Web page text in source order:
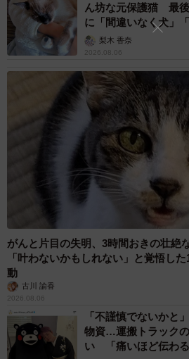
ん坊な元保護猫 最
に「間違いなく犬」
梨木 香奈
2026.08.06
がんと片目の失明、3時間おきの壮絶
「叶わないかもしれない」と覚悟し
動
古川 諭香
2026.08.06
「不謹慎でないかと
物資…運搬トラック
い 「痛いほど伝わる